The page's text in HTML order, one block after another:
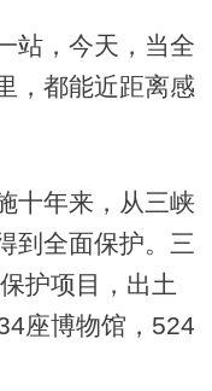
，今天，当全
，都能近距离感
年来，从三峡
到全面保护。三
护项目，出土
座博物馆，524